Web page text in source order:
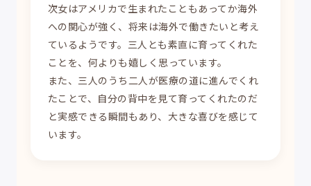
次女はアメリカで生まれたこともあってか海外
への関心が強く、将来は海外で働きたいと考え
ているようです。三人とも素直に育ってくれた
ことを、何よりも嬉しく思っています。
また、三人のうち二人が医療の道に進んでくれ
たことで、自分の背中を見て育ってくれたのだ
と実感できる瞬間もあり、大きな喜びを感じて
います。